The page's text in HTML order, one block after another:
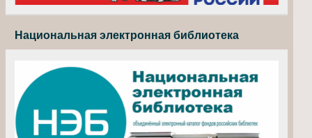
Национальная электронная библиотека